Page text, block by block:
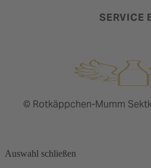
SERVICE
© Rotkäppchen-Mumm
Auswahl schließen